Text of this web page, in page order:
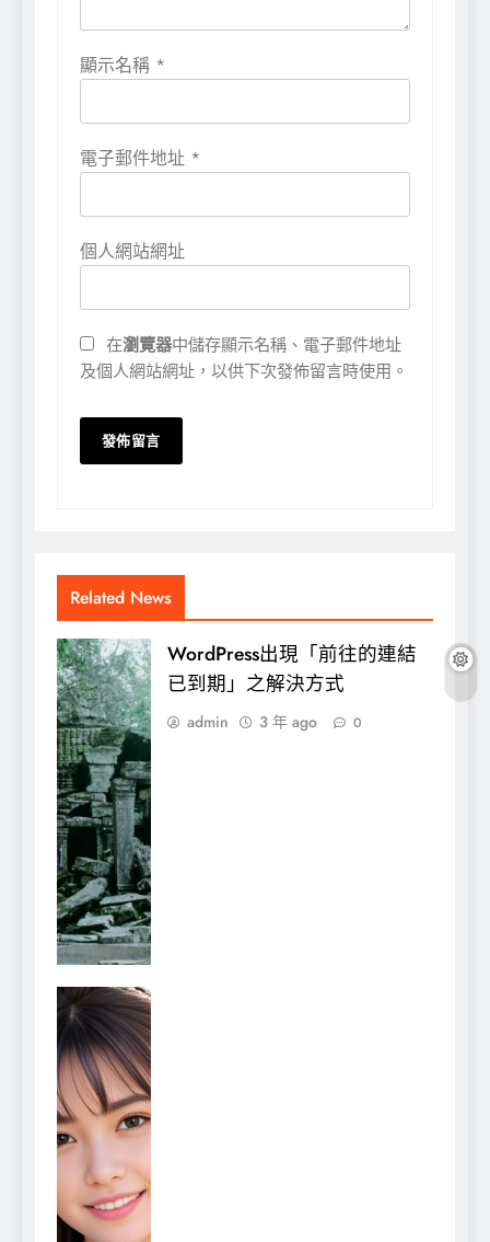
顯示名稱 *
電子郵件地址 *
個人網站網址
在瀏覽器中儲存顯示名稱、電子郵件地址
及個人網站網址，以供下次發佈留言時使用。
Related News
WordPress出現「前往的連結
已到期」之解決方式
admin 3 年 ago 0